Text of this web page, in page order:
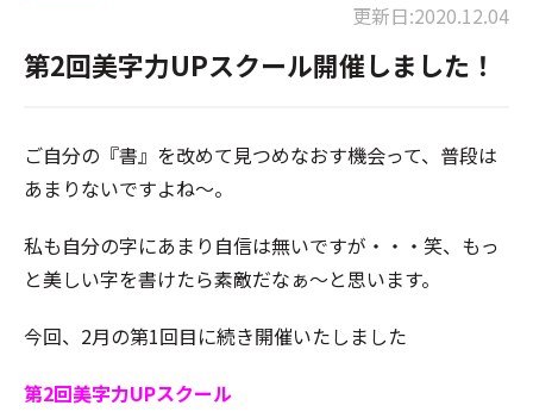
更新日:2020.12.04
第2回美字力UPスクール開催しました！
ご自分の『書』を改めて見つめなおす機会って、普段は
あまりないですよね～。
私も自分の字にあまり自信は無いですが・・・笑、もっ
と美しい字を書けたら素敵だなぁ～と思います。
今回、2月の第1回目に続き開催いたしました
第2回美字力UPスクール